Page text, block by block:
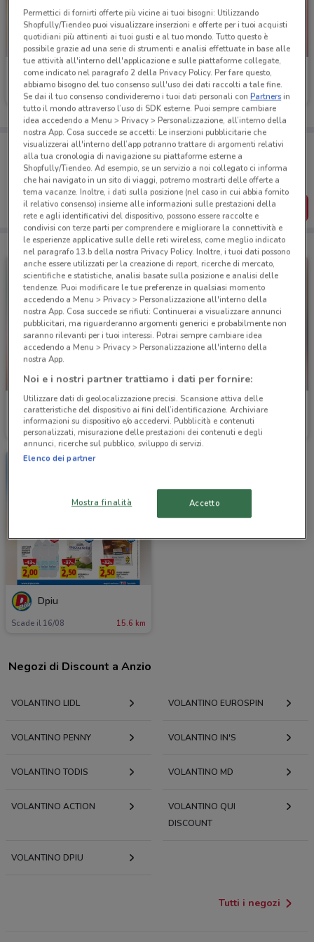
PENNY
Scade mercoledì 15.5 km
NUOVO
PENNY
Scade mercoledì 15.5 km
Porta DoveConviene sempre con te!
Puoi trovare le migliori offerte dei negozi vicino a te,
salvarle e creare la tua lista del risparmio, comodamente
dal tuo cellulare.
SCARICA L’APP
NUOVO
Todis
Scade il 16/08 1.3 km
IN'S
Scade domenica
Dpiu
Scade il 16/08 15.6 km
Negozi di Discount a Anzio
VOLANTINO LIDL VOLANTINO EUROSPIN
VOLANTINO PENNY VOLANTINO IN'S
VOLANTINO TODIS VOLANTINO MD
VOLANTINO ACTION
VOLANTINO QUI
DISCOUNT
VOLANTINO DPIU
Tutti i negozi
Permettici di fornirti offerte più vicine ai tuoi bisogni: Utilizzando
Shopfully/Tiendeo puoi visualizzare inserzioni e offerte per i tuoi acquisti
quotidiani più attinenti ai tuoi gusti e al tuo mondo. Tutto questo è
possibile grazie ad una serie di strumenti e analisi effettuate in base alle
tue attività all'interno dell'applicazione e sulle piattaforme collegate,
come indicato nel paragrafo 2 della Privacy Policy. Per fare questo,
abbiamo bisogno del tuo consenso sull'uso dei dati raccolti a tale fine.
Se dai il tuo consenso condivideremo i tuoi dati personali conPartnersin
tutto il mondo attraverso l’uso di SDK esterne. Puoi sempre cambiare
idea accedendo a Menu > Privacy > Personalizzazione, all’interno della
nostra App. Cosa succede se accetti: Le inserzioni pubblicitarie che
visualizzerai all'interno dell’app potranno trattare di argomenti relativi
alla tua cronologia di navigazione su piattaforme esterne a
Shopfully/Tiendeo. Ad esempio, se un servizio a noi collegato ci informa
che hai navigato in un sito di viaggi, potremo mostrarti delle offerte a
tema vacanze. Inoltre, i dati sulla posizione (nel caso in cui abbia fornito
il relativo consenso) insieme alle informazioni sulle prestazioni della
rete e agli identificativi del dispositivo, possono essere raccolte e
condivisi con terze parti per comprendere e migliorare la connettività e
le esperienze applicative sulle delle reti wireless, come meglio indicato
nel paragrafo 13.b della nostra Privacy Policy. Inoltre, i tuoi dati possono
anche essere utilizzati per la creazione di report, ricerche di mercato,
scientifiche e statistiche, analisi basate sulla posizione e analisi delle
tendenze. Puoi modificare le tue preferenze in qualsiasi momento
accedendo a Menu > Privacy > Personalizzazione all'interno della
nostra App. Cosa succede se rifiuti: Continuerai a visualizzare annunci
pubblicitari, ma riguarderanno argomenti generici e probabilmente non
saranno rilevanti per i tuoi interessi. Potrai sempre cambiare idea
accedendo a Menu > Privacy > Personalizzazione all'interno della
nostra App.
Noi e i nostri partner trattiamo i dati per fornire:
Utilizzare dati di geolocalizzazione precisi. Scansione attiva delle
caratteristiche del dispositivo ai fini dell’identificazione. Archiviare
informazioni su dispositivo e/o accedervi. Pubblicità e contenuti
personalizzati, misurazione delle prestazioni dei contenuti e degli
annunci, ricerche sul pubblico, sviluppo di servizi.
Elenco dei partner
Mostra finalità Accetto